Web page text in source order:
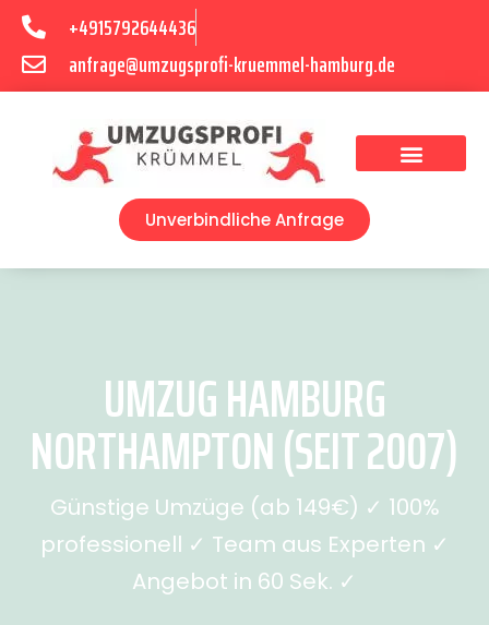
+4915792644436
anfrage@umzugsprofi-kruemmel-hamburg.de
Unverbindliche Anfrage
UMZUG HAMBURG
NORTHAMPTON (SEIT 2007)
Günstige Umzüge (ab 149€) ✓ 100%
professionell ✓ Team aus Experten ✓
Angebot in 60 Sek. ✓